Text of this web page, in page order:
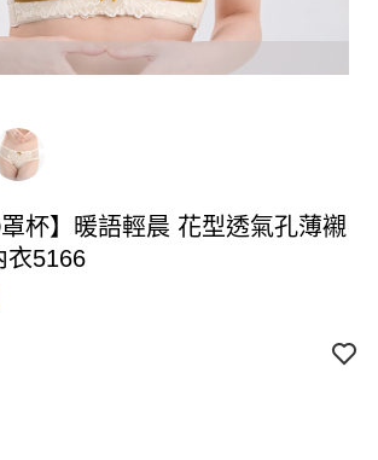
杯】暖語輕晨 花型透氣孔薄襯
衣5166